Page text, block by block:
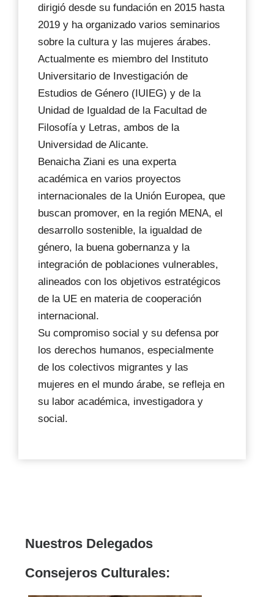
dirigió desde su fundación en 2015 hasta
2019 y ha organizado varios seminarios
sobre la cultura y las mujeres árabes.
Actualmente es miembro del Instituto
Universitario de Investigación de
Estudios de Género (IUIEG) y de la
Unidad de Igualdad de la Facultad de
Filosofía y Letras, ambos de la
Universidad de Alicante.
Benaicha Ziani es una experta
académica en varios proyectos
internacionales de la Unión Europea, que
buscan promover, en la región MENA, el
desarrollo sostenible, la igualdad de
género, la buena gobernanza y la
integración de poblaciones vulnerables,
alineados con los objetivos estratégicos
de la UE en materia de cooperación
internacional.
Su compromiso social y su defensa por
los derechos humanos, especialmente
de los colectivos migrantes y las
mujeres en el mundo árabe, se refleja en
su labor académica, investigadora y
social.
Nuestros Delegados
Consejeros Culturales: